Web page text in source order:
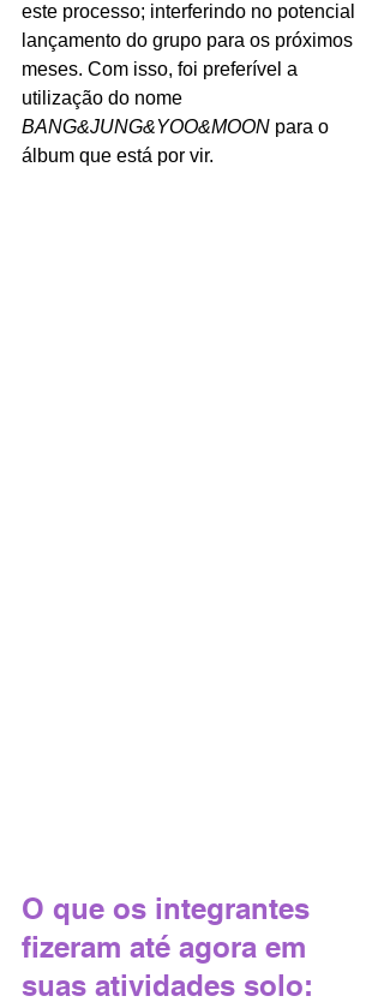
este processo; interferindo no potencial
lançamento do grupo para os próximos
meses. Com isso, foi preferível a
utilização do nome
BANG&JUNG&YOO&MOON para o
álbum que está por vir.
O que os integrantes
fizeram até agora em
suas atividades solo: